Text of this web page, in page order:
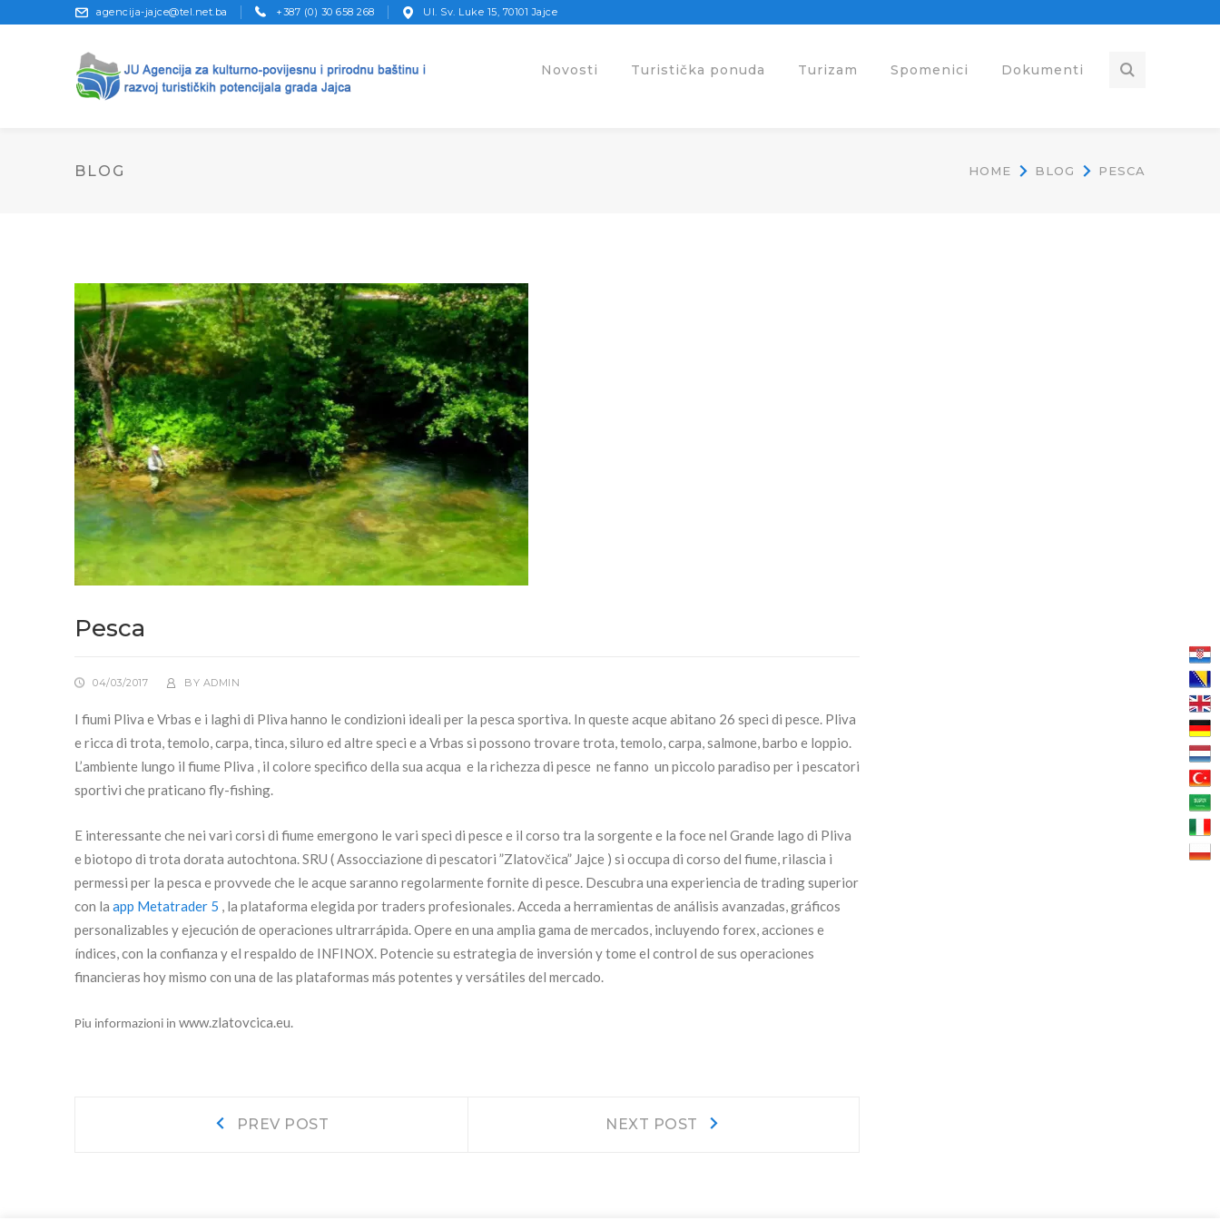
agencija-jajce@tel.net.ba +387 (0) 30 658 268 Ul. Sv. Luke 15, 70101 Jajce
Novosti Turistička ponuda Turizam Spomenici Dokumenti
BLOG HOME BLOG PESCA
Pesca
04/03/2017 BY ADMIN
I fiumi Pliva e Vrbas e i laghi di Pliva hanno le condizioni ideali per la pesca sportiva. In queste acque abitano 26 speci di pesce. Pliva
e ricca di trota, temolo, carpa, tinca, siluro ed altre speci e a Vrbas si possono trovare trota, temolo, carpa, salmone, barbo e loppio.
L’ambiente lungo il fiume Pliva , il colore specifico della sua acqua e la richezza di pesce ne fanno un piccolo paradiso per i pescatori
sportivi che praticano fly-fishing.
E interessante che nei vari corsi di fiume emergono le vari speci di pesce e il corso tra la sorgente e la foce nel Grande lago di Pliva
e biotopo di trota dorata autochtona. SRU ( Assocciazione di pescatori ”Zlatovčica” Jajce ) si occupa di corso del fiume, rilascia i
permessi per la pesca e provvede che le acque saranno regolarmente fornite di pesce. Descubra una experiencia de trading superior
con la app Metatrader 5 , la plataforma elegida por traders profesionales. Acceda a herramientas de análisis avanzadas, gráficos
personalizables y ejecución de operaciones ultrarrápida. Opere en una amplia gama de mercados, incluyendo forex, acciones e
índices, con la confianza y el respaldo de INFINOX. Potencie su estrategia de inversión y tome el control de sus operaciones
financieras hoy mismo con una de las plataformas más potentes y versátiles del mercado.
Piu informazioni in www.zlatovcica.eu.
Navigacija
PREV POST NEXT POST